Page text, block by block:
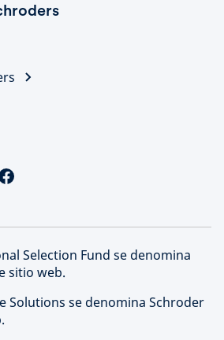
Selection Fund se denomina
sitio web.
Solutions se denomina Schroder